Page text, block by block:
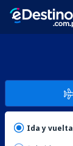
Ida y vuelta